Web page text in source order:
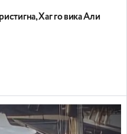
Хаг го вика Али